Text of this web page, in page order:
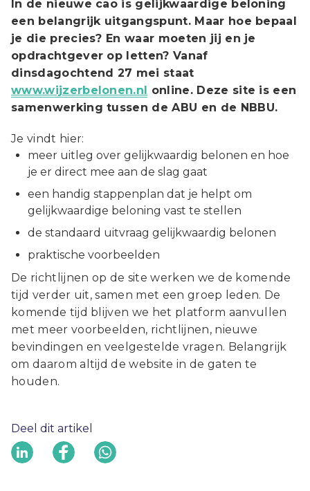
In de nieuwe cao is gelijkwaardige beloning
een belangrijk uitgangspunt. Maar hoe bepaal
je die precies? En waar moeten jij en je
opdrachtgever op letten? Vanaf
dinsdagochtend 27 mei staat
www.wijzerbelonen.nl
online. Deze site is een
samenwerking tussen de ABU en de NBBU.
Je vindt hier:
meer uitleg over gelijkwaardig belonen en hoe
je er direct mee aan de slag gaat
een handig stappenplan dat je helpt om
gelijkwaardige beloning vast te stellen
de standaard uitvraag gelijkwaardig belonen
praktische voorbeelden
De richtlijnen op de site werken we de komende
tijd verder uit, samen met een groep leden. De
komende tijd blijven we het platform aanvullen
met meer voorbeelden, richtlijnen, nieuwe
bevindingen en veelgestelde vragen. Belangrijk
om daarom altijd de website in de gaten te
houden.
Deel dit artikel